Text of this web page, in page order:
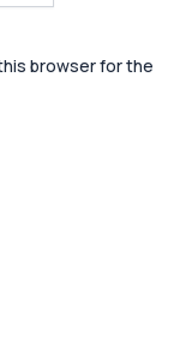
browser for the